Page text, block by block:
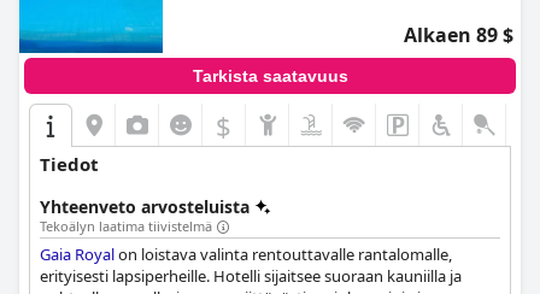
Alkaen 89 $
Tarkista saatavuus
$
Tiedot
Yhteenveto arvosteluista
Tekoälyn laatima tiivistelmä
Gaia Royalon loistava valinta rentouttavalle rantalomalle,
erityisesti lapsiperheille. Hotelli sijaitsee suoraan kauniilla ja